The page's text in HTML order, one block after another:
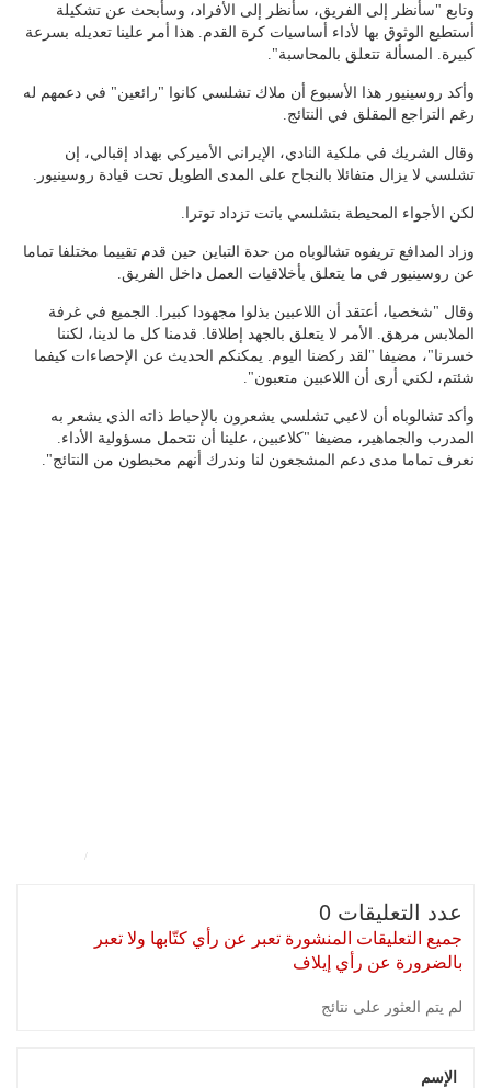
/
وتابع "سأنظر إلى الفريق، سأنظر إلى الأفراد، وسأبحث عن تشكيلة
أستطيع الوثوق بها لأداء أساسيات كرة القدم. هذا أمر علينا تعديله بسرعة
كبيرة. المسألة تتعلق بالمحاسبة".
وأكد روسينيور هذا الأسبوع أن ملاك تشلسي كانوا "رائعين" في دعمهم له
رغم التراجع المقلق في النتائج.
وقال الشريك في ملكية النادي، الإيراني الأميركي بهداد إقبالي، إن
تشلسي لا يزال متفائلا بالنجاح على المدى الطويل تحت قيادة روسينيور.
لكن الأجواء المحيطة بتشلسي باتت تزداد توترا.
وزاد المدافع تريفوه تشالوباه من حدة التباين حين قدم تقييما مختلفا تماما
عن روسينيور في ما يتعلق بأخلاقيات العمل داخل الفريق.
وقال "شخصيا، أعتقد أن اللاعبين بذلوا مجهودا كبيرا. الجميع في غرفة
الملابس مرهق. الأمر لا يتعلق بالجهد إطلاقا. قدمنا كل ما لدينا، لكننا
خسرنا"، مضيفا "لقد ركضنا اليوم. يمكنكم الحديث عن الإحصاءات كيفما
شئتم، لكني أرى أن اللاعبين متعبون".
وأكد تشالوباه أن لاعبي تشلسي يشعرون بالإحباط ذاته الذي يشعر به
المدرب والجماهير، مضيفا "كلاعبين، علينا أن نتحمل مسؤولية الأداء.
نعرف تماما مدى دعم المشجعون لنا وندرك أنهم محبطون من النتائج".
عدد التعليقات 0
جميع التعليقات المنشورة تعبر عن رأي كتّابها ولا تعبر
بالضرورة عن رأي إيلاف
لم يتم العثور على نتائج
الإسم